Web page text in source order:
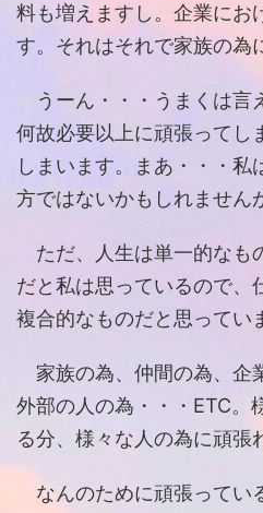
料も増えますし。企業にお
す。それはそれで家族の為
うーん・・・うまくは言
何故必要以上に頑張ってし
しまいます。まあ・・・私
方ではないかもしれません
ただ、人生は単一的なも
だと私は思っているので、
複合的なものだと思ってい
家族の為、仲間の為、企
外部の人の為・・・ETC。
る分、様々な人の為に頑張
なんのために頑張ってい